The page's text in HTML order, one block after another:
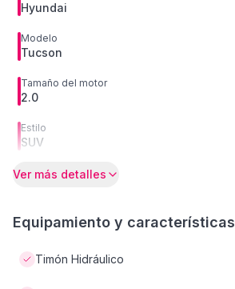
Hyundai
Modelo
Tucson
Tamaño del motor
2.0
Estilo
SUV
Ver más detalles
Equipamiento y características
Timón Hidráulico